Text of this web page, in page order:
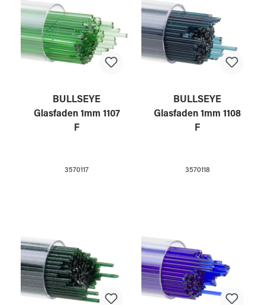
BULLSEYE
Glasfaden 1mm 1107
F
3570117
BULLSEYE
Glasfaden 1mm 1108
F
3570118